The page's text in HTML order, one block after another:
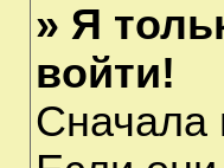
» Я
войти!
Сначала